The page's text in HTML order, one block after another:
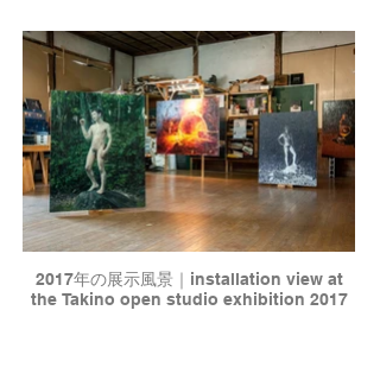
2017年の展示風景｜installation view at
the Takino open studio exhibition 2017